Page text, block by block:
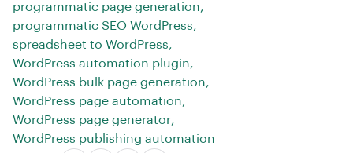
programmatic page generation,
programmatic SEO WordPress,
spreadsheet to WordPress,
WordPress automation plugin,
WordPress bulk page generation,
WordPress page automation,
WordPress page generator,
WordPress publishing automation